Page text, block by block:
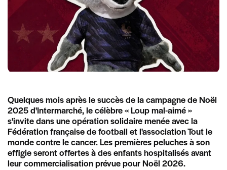
Quelques mois après le succès de la campagne de Noël
2025 d'Intermarché, le célèbre « Loup mal-aimé »
s'invite dans une opération solidaire menée avec la
Fédération française de football et l'association Tout le
monde contre le cancer. Les premières peluches à son
effigie seront offertes à des enfants hospitalisés avant
leur commercialisation prévue pour Noël 2026.